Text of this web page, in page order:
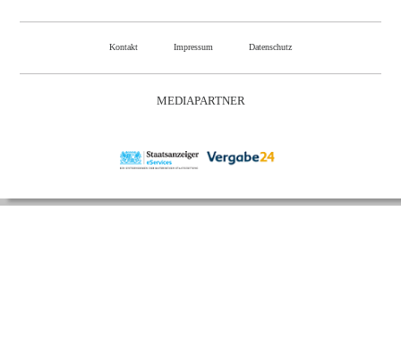
Kontakt Impressum Datenschutz
MEDIAPARTNER